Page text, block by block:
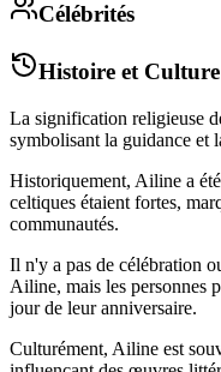
Célébrités
Histoire et Culture
La signification religieuse
symbolisant la guidance et
Historiquement, Ailine a
celtiques étaient fortes,
communautés.
Il n'y a pas de célébration
Ailine, mais les personnes
jour de leur anniversaire.
Culturément, Ailine est